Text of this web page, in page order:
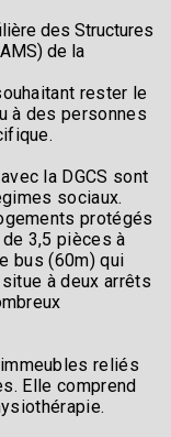
des Structures
de la
rester le
à des personnes
la DGCS sont
sociaux.
protégés
3,5 pièces à
bus (60m) qui
à deux arrêts
reliés
Elle comprend